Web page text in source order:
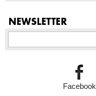
Facebook